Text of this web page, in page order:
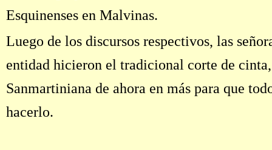
Esquinenses en Malvinas.
Luego de los discursos respectivos, las
entidad hicieron el tradicional corte de
Sanmartiniana de ahora en más para que
hacerlo.